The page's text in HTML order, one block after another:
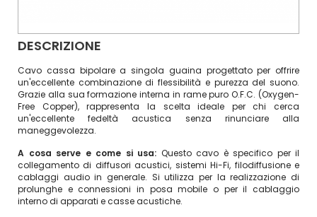
DESCRIZIONE
Cavo cassa bipolare a singola guaina progettato per offrire
un'eccellente combinazione di flessibilità e purezza del suono.
Grazie alla sua formazione interna in rame puro O.F.C. (Oxygen-
Free Copper), rappresenta la scelta ideale per chi cerca
un'eccellente fedeltà acustica senza rinunciare alla
maneggevolezza.
A cosa serve e come si usa: Questo cavo è specifico per il
collegamento di diffusori acustici, sistemi Hi-Fi, filodiffusione e
cablaggi audio in generale. Si utilizza per la realizzazione di
prolunghe e connessioni in posa mobile o per il cablaggio
interno di apparati e casse acustiche.